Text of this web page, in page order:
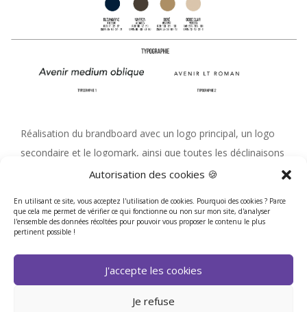
Autorisation des cookies 🍪
En utilisant ce site, vous acceptez l'utilisation de cookies. Pourquoi des cookies ? Parce
que cela me permet de vérifier ce qui fonctionne ou non sur mon site, d'analyser
l'ensemble des données récoltées pour pouvoir vous proposer le contenu le plus
pertinent possible !
J'accepte les cookies
Je refuse
Réalisation du brandboard avec un logo principal, un logo
secondaire et le logomark, ainsi que toutes les déclinaisons
utiles : couleurs, monochrome, noir et blanc.
Retour au portfolio